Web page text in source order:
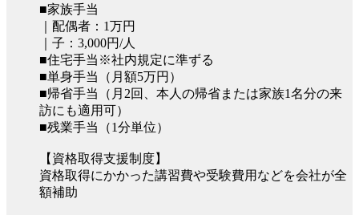
■家族手当
｜配偶者：1万円
｜子：3,000円/人
■住宅手当※社内規定に準ずる
■単身手当（月額5万円）
■帰省手当（月2回、本人の帰省または家族1名分の来
訪にも適用可）
■残業手当（1分単位）
【資格取得支援制度】
資格取得にかかった講習費や受験費用などを会社が全
額補助